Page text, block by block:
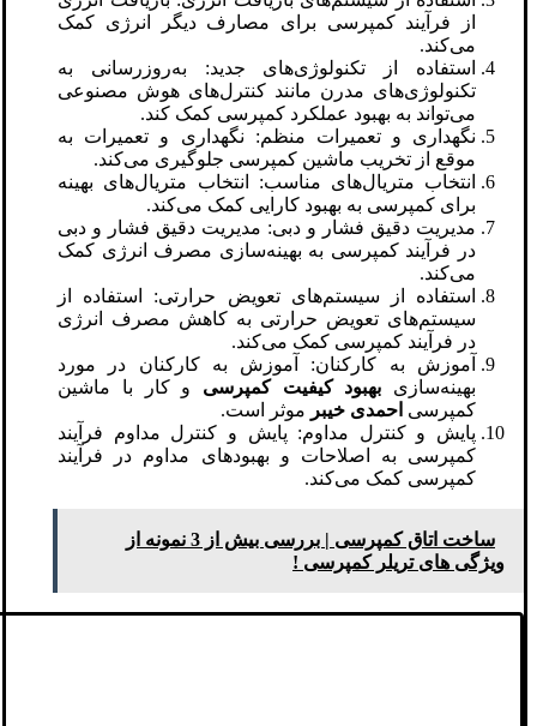
از فرآیند کمپرسی برای مصارف دیگر انرژی کمک
می‌کند.
استفاده از تکنولوژی‌های جدید: به‌روزرسانی به
تکنولوژی‌های مدرن مانند کنترل‌های هوش مصنوعی
می‌تواند به بهبود عملکرد کمپرسی کمک کند.
نگهداری و تعمیرات منظم: نگهداری و تعمیرات به
موقع از تخریب ماشین کمپرسی جلوگیری می‌کند.
انتخاب متریال‌های مناسب: انتخاب متریال‌های بهینه
برای کمپرسی به بهبود کارایی کمک می‌کند.
مدیریت دقیق فشار و دبی: مدیریت دقیق فشار و دبی
در فرآیند کمپرسی به بهینه‌سازی مصرف انرژی کمک
می‌کند.
استفاده از سیستم‌های تعویض حرارتی: استفاده از
سیستم‌های تعویض حرارتی به کاهش مصرف انرژی
در فرآیند کمپرسی کمک می‌کند.
آموزش به کارکنان: آموزش به کارکنان در مورد
بهینه‌سازی بهبود کیفیت کمپرسی و کار با ماشین
کمپرسی احمدی خیبر موثر است.
پایش و کنترل مداوم: پایش و کنترل مداوم فرآیند
کمپرسی به اصلاحات و بهبود‌های مداوم در فرآیند
کمپرسی کمک می‌کند.
ساخت اتاق کمپرسی | بررسی بیش از 3 نمونه از
ویژگی های تریلر کمپرسی !